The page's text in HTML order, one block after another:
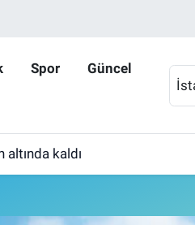
Spor Güncel
kaldı